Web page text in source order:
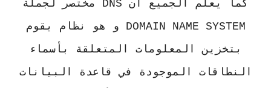
كما يعلم الجميع ان DNS مختصر لجملة
DOMAIN NAME SYSTEM و هو نظام يقوم
بتخزين المعلومات المتعلقة بأسماء
النطاقات الموجودة في قاعدة البيانات